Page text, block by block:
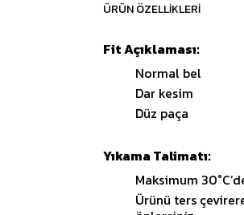
ÜRÜN ÖZELLIKLERI
Fit Açıklaması:
Normal bel
Dar kesim
Düz paça
Yıkama Talimatı:
Maksimum
Ürünü ters